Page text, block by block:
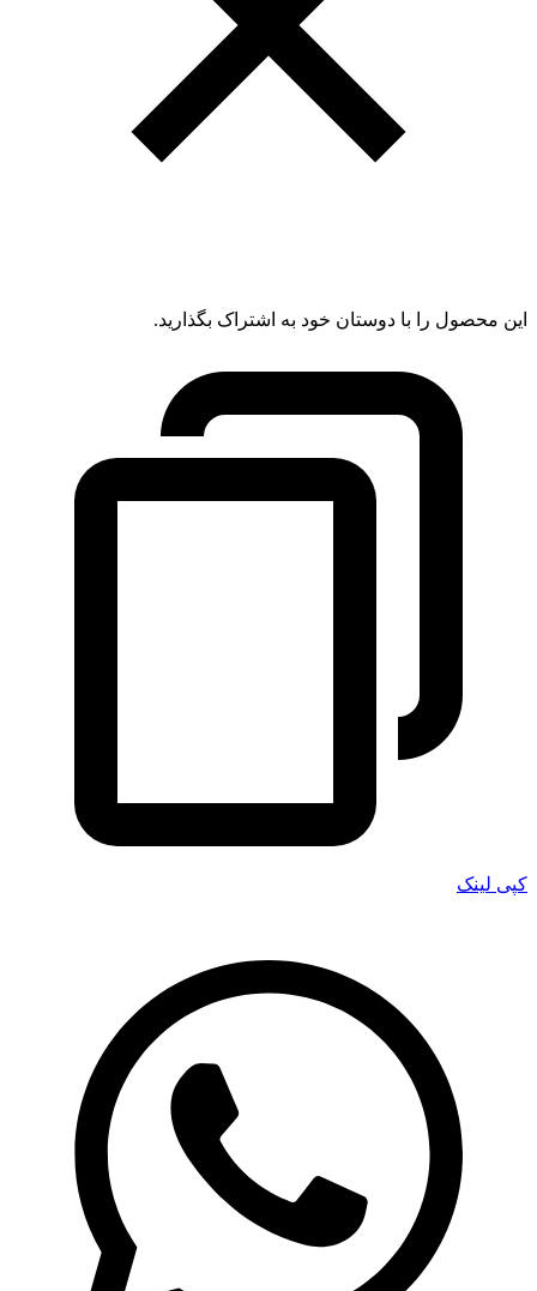
این محصول را با دوستان خود به اشتراک بگذارید.
کپی لینک